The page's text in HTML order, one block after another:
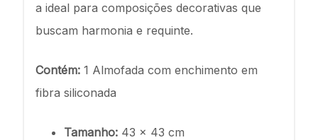
a ideal para composições decorativas que
buscam harmonia e requinte.
Contém: 1 Almofada com enchimento em
fibra siliconada
Tamanho: 43 x 43 cm